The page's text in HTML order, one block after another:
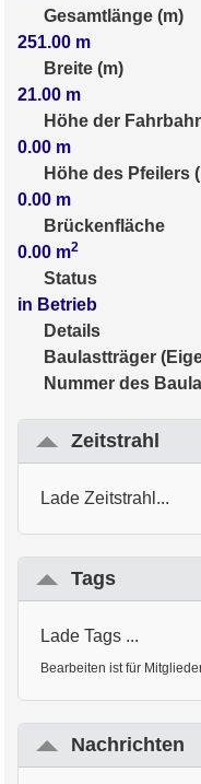
Gesamtlänge (m)
251.00 m
Breite (m)
21.00 m
Höhe der
0.00 m
Höhe des Pfeilers
0.00 m
Brückenfläche
0.00 m2
Status
in Betrieb
Details
Baulastträger
Nummer des
Zeitstrahl
Lade Zeitstrahl...
Tags
Lade Tags ...
Bearbeiten ist für
Nachrichten